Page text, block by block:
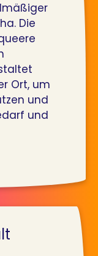
Die
Ort, um
und
und